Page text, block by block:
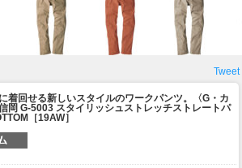
Tweet
着回せる新しいスタイルのワークパンツ。〈G・カ
岡 G-5003 スタイリッシュストレッチストレートパ
［19AW］